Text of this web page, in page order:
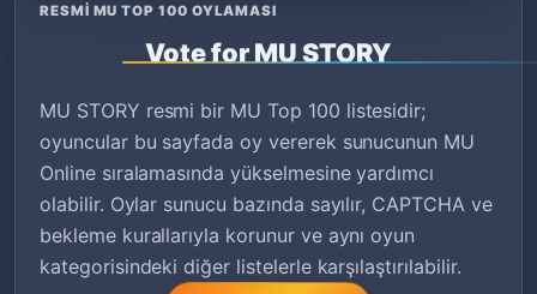
RESMI MU TOP 100 OYLAMASI
Vote for MU STORY
MU STORY resmi bir MU Top 100 listesidir;
oyuncular bu sayfada oy vererek sunucunun MU
Online sıralamasında yükselmesine yardımcı
olabilir. Oylar sunucu bazında sayılır, CAPTCHA ve
bekleme kurallarıyla korunur ve aynı oyun
kategorisindeki diğer listelerle karşılaştırılabilir.